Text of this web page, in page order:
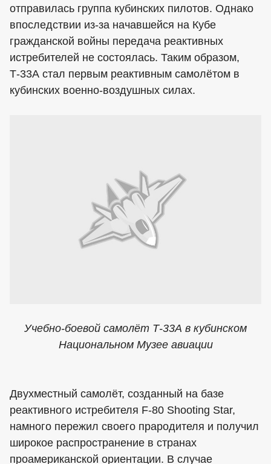
отправилась группа кубинских пилотов. Однако
впоследствии из-за начавшейся на Кубе
гражданской войны передача реактивных
истребителей не состоялась. Таким образом,
Т-33А стал первым реактивным самолётом в
кубинских военно-воздушных силах.
Учебно-боевой самолёт Т-33А в кубинском
Национальном Музее авиации
Двухместный самолёт, созданный на базе
реактивного истребителя F-80 Shooting Star,
намного пережил своего прародителя и получил
широкое распространение в странах
проамериканской ориентации. В случае